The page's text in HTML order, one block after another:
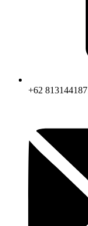
+62